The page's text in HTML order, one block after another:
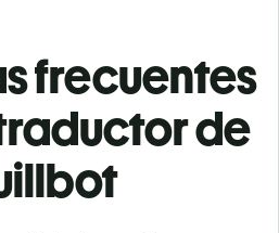
frecuentes
de